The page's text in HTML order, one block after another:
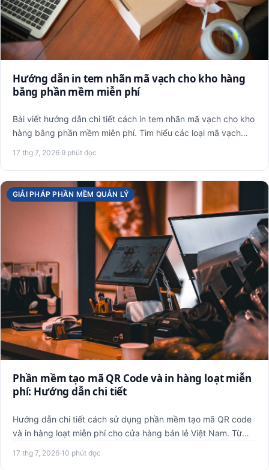
Hướng dẫn in tem nhãn mã vạch cho kho hàng
bằng phần mềm miễn phí
Bài viết hướng dẫn chi tiết cách in tem nhãn mã vạch cho kho
hàng bằng phần mềm miễn phí. Tìm hiểu các loại mã vạch
17 thg 7, 2026·9 phút đọc
GIẢI PHÁP PHẦN MỀM QUẢN LÝ
Phần mềm tạo mã QR Code và in hàng loạt miễn
phí: Hướng dẫn chi tiết
Hướng dẫn chi tiết cách sử dụng phần mềm tạo mã QR code
và in hàng loạt miễn phí cho cửa hàng bán lẻ Việt Nam. Từ
17 thg 7, 2026·10 phút đọc